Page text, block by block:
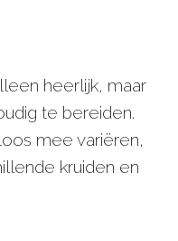
heerlijk, maar
te bereiden.
mee variëren,
kruiden en